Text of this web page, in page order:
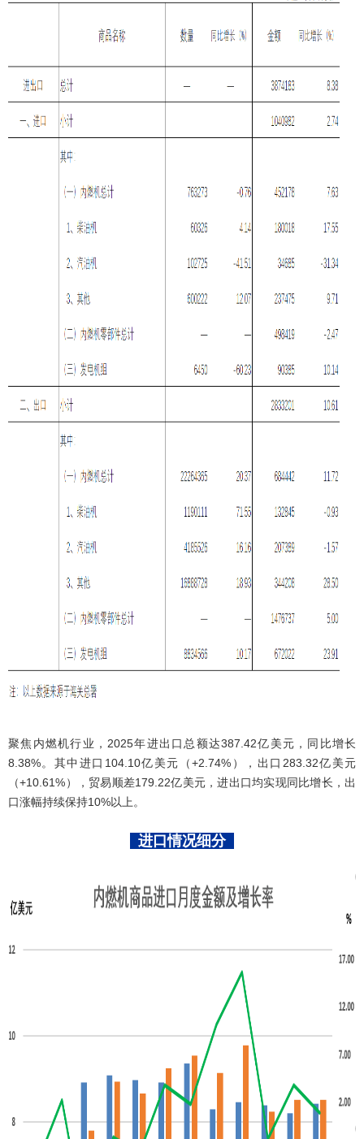
聚焦内燃机行业，2025年进出口总额达387.42亿美元，同比增长
8.38%。其中进口104.10亿美元（+2.74%），出口283.32亿美元
（+10.61%），贸易顺差179.22亿美元，进出口均实现同比增长，出
口涨幅持续保持10%以上。
进口情况细分